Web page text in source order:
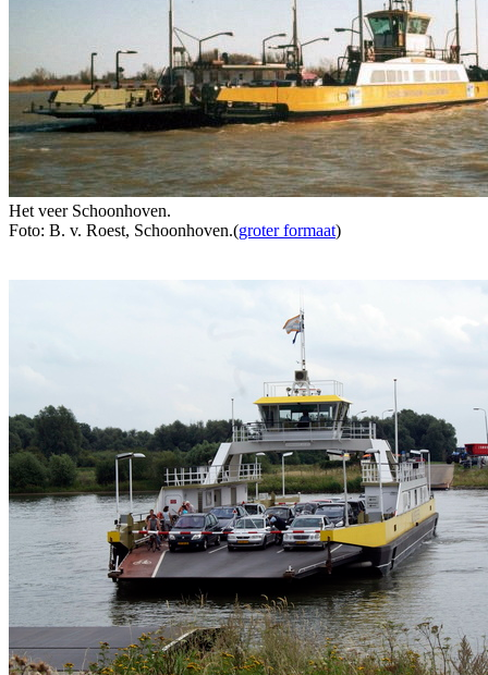
Het veer Schoonhoven.
Foto: B. v. Roest, Schoonhoven.(groter formaat)